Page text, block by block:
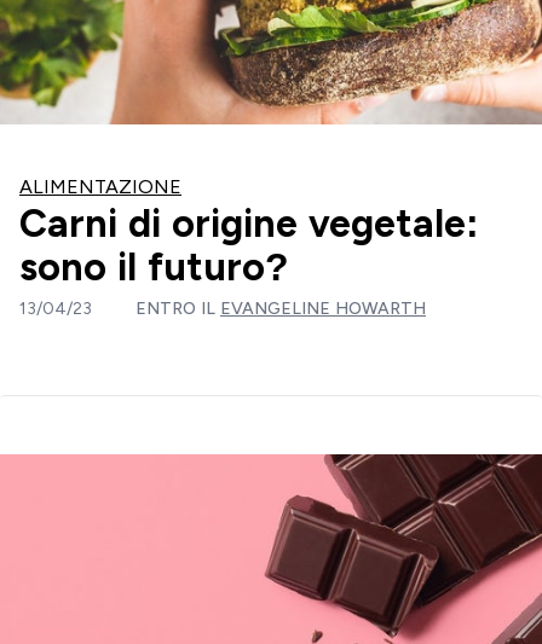
ALIMENTAZIONE
Carni di origine vegetale:
sono il futuro?
13/04/23 ENTRO IL EVANGELINE HOWARTH